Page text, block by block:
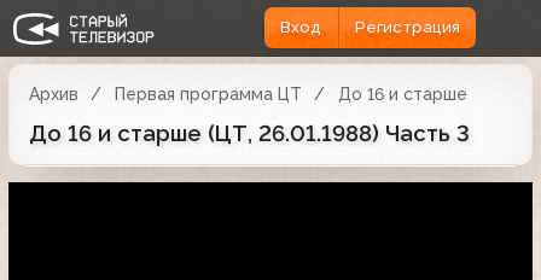
Вход Регистрация
Архив Первая программа ЦТ До 16 и старше
До 16 и старше (ЦТ, 26.01.1988) Часть 3